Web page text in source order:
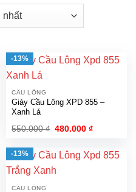
-13%
CẦU LÔNG
Giày Cầu Lông XPD 855 –
Xanh Lá
550.000₫ Giá
550.000 ₫.
480.000₫Giá
là:
480.000 ₫.
-13%
CẦU LÔNG